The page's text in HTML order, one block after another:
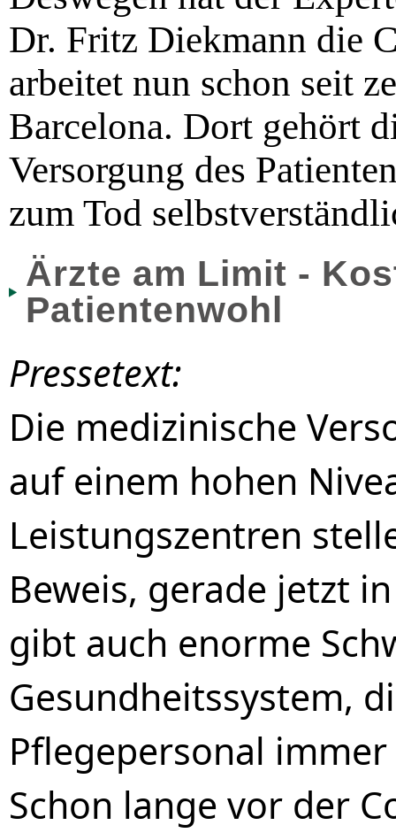
Dr. Fritz Diekmann die
arbeitet nun schon seit
Barcelona. Dort gehört
Versorgung des
zum Tod
Ärzte am Limit -
Patientenwohl
Pressetext:
Die medizinische
auf einem hohen
Leistungszentren
Beweis, gerade jetzt
gibt auch enorme
Gesundheitssystem,
Pflegepersonal
Schon lange vor der